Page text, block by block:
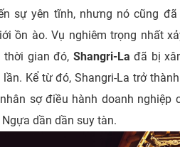
sự yên tĩnh, nhưng nó cũng
ồn ào. Vụ nghiêm trọng nhất
thời gian đó, Shangri-La đã bị
Kể từ đó, Shangri-La trở
sợ điều hành doanh nghiệp
dần dần suy tàn.